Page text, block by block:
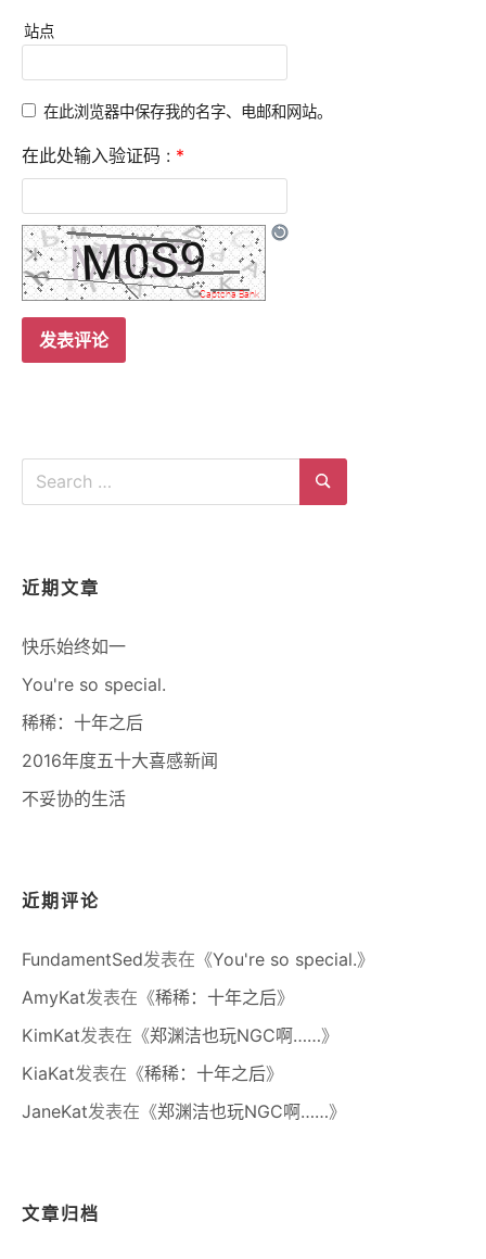
站点
在此浏览器中保存我的名字、电邮和网站。
在此处输入验证码 : *
Search
Search
近期文章
快乐始终如一
You're so special.
稀稀：十年之后
2016年度五十大喜感新闻
不妥协的生活
近期评论
FundamentSed发表在《You're so special.》
AmyKat发表在《稀稀：十年之后》
KimKat发表在《郑渊洁也玩NGC啊……》
KiaKat发表在《稀稀：十年之后》
JaneKat发表在《郑渊洁也玩NGC啊……》
文章归档